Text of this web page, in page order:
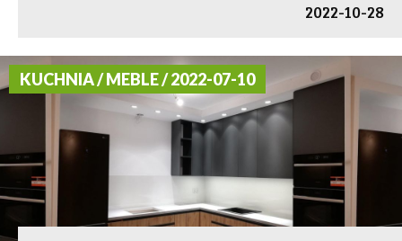
2022-10-28
KUCHNIA / MEBLE / 2022-07-10